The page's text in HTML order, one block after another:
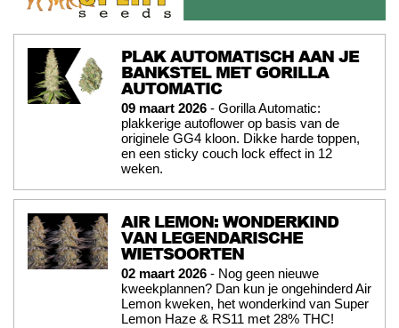
PLAK AUTOMATISCH AAN JE
BANKSTEL MET GORILLA
AUTOMATIC
09 maart 2026 - Gorilla Automatic:
plakkerige autoflower op basis van de
originele GG4 kloon. Dikke harde toppen,
en een sticky couch lock effect in 12
weken.
AIR LEMON: WONDERKIND
VAN LEGENDARISCHE
WIETSOORTEN
02 maart 2026 - Nog geen nieuwe
kweekplannen? Dan kun je ongehinderd Air
Lemon kweken, het wonderkind van Super
Lemon Haze & RS11 met 28% THC!